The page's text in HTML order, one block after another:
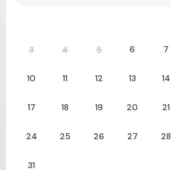
3 4 5 6 7
10 11 12 13 14
17 18 19 20 21
24 25 26 27 28
31